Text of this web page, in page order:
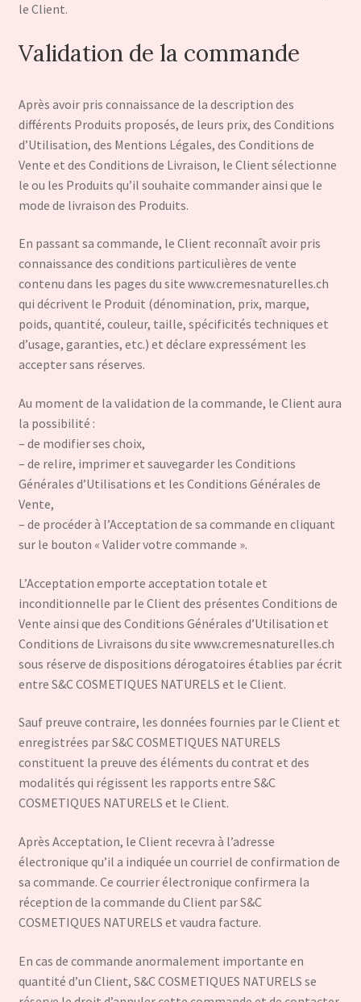
le Client.
Validation de la commande
Après avoir pris connaissance de la description des
différents Produits proposés, de leurs prix, des Conditions
d’Utilisation, des Mentions Légales, des Conditions de
Vente et des Conditions de Livraison, le Client sélectionne
le ou les Produits qu’il souhaite commander ainsi que le
mode de livraison des Produits.
En passant sa commande, le Client reconnaît avoir pris
connaissance des conditions particulières de vente
contenu dans les pages du site www.cremesnaturelles.ch
qui décrivent le Produit (dénomination, prix, marque,
poids, quantité, couleur, taille, spécificités techniques et
d’usage, garanties, etc.) et déclare expressément les
accepter sans réserves.
Au moment de la validation de la commande, le Client aura
la possibilité :
– de modifier ses choix,
– de relire, imprimer et sauvegarder les Conditions
Générales d’Utilisations et les Conditions Générales de
Vente,
– de procéder à l’Acceptation de sa commande en cliquant
sur le bouton « Valider votre commande ».
L’Acceptation emporte acceptation totale et
inconditionnelle par le Client des présentes Conditions de
Vente ainsi que des Conditions Générales d’Utilisation et
Conditions de Livraisons du site www.cremesnaturelles.ch
sous réserve de dispositions dérogatoires établies par écrit
entre S&C COSMETIQUES NATURELS et le Client.
Sauf preuve contraire, les données fournies par le Client et
enregistrées par S&C COSMETIQUES NATURELS
constituent la preuve des éléments du contrat et des
modalités qui régissent les rapports entre S&C
COSMETIQUES NATURELS et le Client.
Après Acceptation, le Client recevra à l’adresse
électronique qu’il a indiquée un courriel de confirmation de
sa commande. Ce courrier électronique confirmera la
réception de la commande du Client par S&C
COSMETIQUES NATURELS et vaudra facture.
En cas de commande anormalement importante en
quantité d’un Client, S&C COSMETIQUES NATURELS se